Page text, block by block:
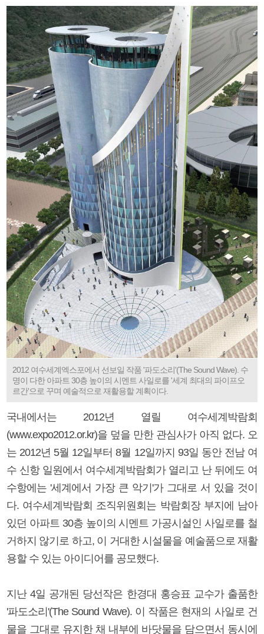
2012 여수세계엑스포에서 선보일 작품 '파도소리'(The Sound Wave). 수
명이 다한 아파트 30층 높이의 시멘트 사일로를 '세계 최대의 파이프오
르간'으로 꾸며 예술적으로 재활용할 계획이다.
국내에서는 2012년 열릴 여수세계박람회
(www.expo2012.or.kr)을 덮을 만한 관심사가 아직 없다. 오
는 2012년 5월 12일부터 8월 12일까지 93일 동안 전남 여
수 신항 일원에서 여수세계박람회가 열리고 난 뒤에도 여
수항에는 '세계에서 가장 큰 악기'가 그대로 서 있을 것이
다. 여수세계박람회 조직위원회는 박람회장 부지에 남아
있던 아파트 30층 높이의 시멘트 가공시설인 사일로를 철
거하지 않기로 하고, 이 거대한 시설물을 예술품으로 재활
용할 수 있는 아이디어를 공모했다.
지난 4일 공개된 당선작은 한경대 홍승표 교수가 출품한
'파도소리'(The Sound Wave). 이 작품은 현재의 사일로 건
물을 그대로 유지한 채 내부에 바닷물을 담으면서 동시에